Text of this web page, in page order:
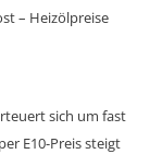
– Heizölpreise
sich um fast
E10-Preis steigt